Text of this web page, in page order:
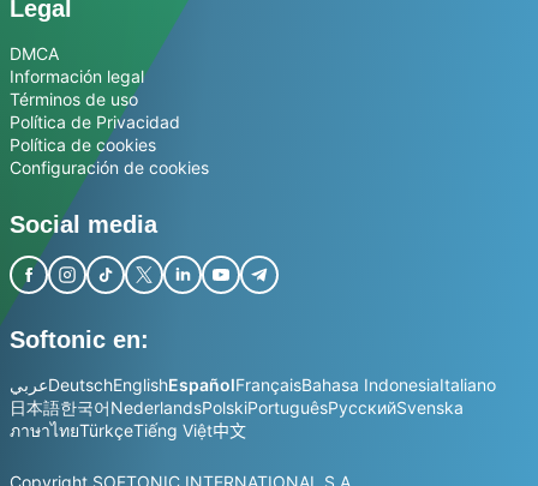
Legal
DMCA
Información legal
Términos de uso
Política de Privacidad
Política de cookies
Configuración de cookies
Social media
Softonic en:
عربيDeutschEnglishEspañolFrançaisBahasa IndonesiaItaliano
日本語한국어NederlandsPolskiPortuguêsРусскийSvenska
ภาษาไทยTürkçeTiếng Việt中文